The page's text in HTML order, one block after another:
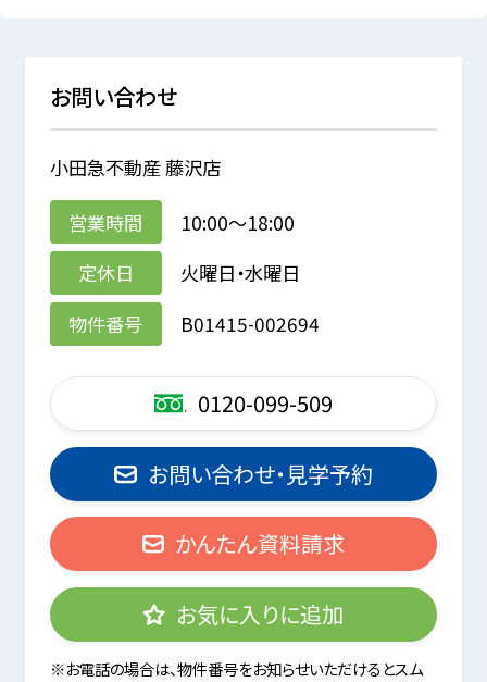
お問い合わせ
小田急不動産 藤沢店
営業時間
10:00～18:00
定休日
火曜日・水曜日
物件番号
B01415-002694
0120-099-509
お問い合わせ・見学予約
かんたん資料請求
お気に入りに追加
※お電話の場合は、物件番号をお知らせいただけるとスム